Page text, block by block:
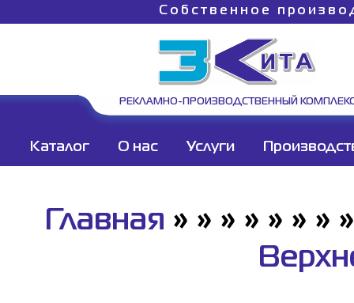
Собственное
РЕКЛАМНО-ПРОИЗВОДСТВЕННЫЙ
Каталог О нас Услуги
Главная » » » » » » »